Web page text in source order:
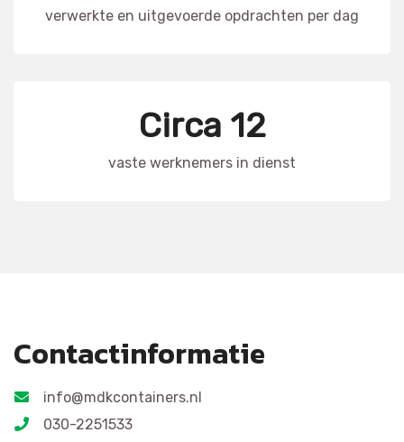
verwerkte en uitgevoerde opdrachten per dag
Circa 12
vaste werknemers in dienst
Contactinformatie
info@mdkcontainers.nl
030-2251533